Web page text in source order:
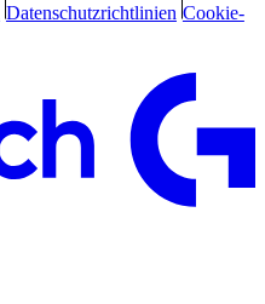
Datenschutzrichtlinien Cookie-